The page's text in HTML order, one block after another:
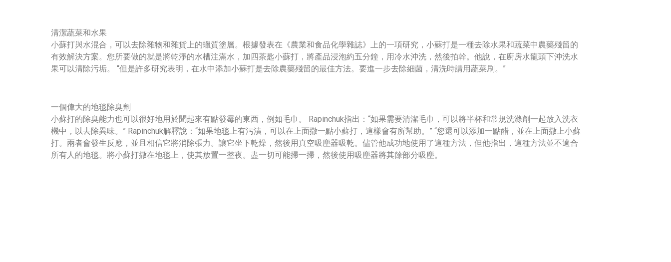
清潔蔬菜和水果
小蘇打與水混合，可以去除雜物和雜貨上的蠟質塗層。根據發表在《農業和食品化學雜誌》上的一項研究，小蘇打是一種去除水果和蔬菜中農藥殘留的
有效解決方案。您所要做的就是將乾淨的水槽注滿水，加四茶匙小蘇打，將產品浸泡約五分鐘，用冷水沖洗，然後拍幹。他說，在廚房水龍頭下沖洗水
果可以清除污垢。 “但是許多研究表明，在水中添加小蘇打是去除農藥殘留的最佳方法。要進一步去除細菌，清洗時請用蔬菜刷。”
一個偉大的地毯除臭劑
小蘇打的除臭能力也可以很好地用於聞起來有點發霉的東西，例如毛巾。 Rapinchuk指出：“如果需要清潔毛巾，可以將半杯和常規洗滌劑一起放入洗衣
機中，以去除異味。” Rapinchuk解釋說：“如果地毯上有污漬，可以在上面撒一點小蘇打，這樣會有所幫助。” “您還可以添加一點醋，並在上面撒上小蘇
打。兩者會發生反應，並且相信它將消除張力。讓它坐下乾燥，然後用真空吸塵器吸乾。儘管他成功地使用了這種方法，但他指出，這種方法並不適合
所有人的地毯。將小蘇打撒在地毯上，使其放置一整夜。盡一切可能掃一掃，然後使用吸塵器將其餘部分吸塵。